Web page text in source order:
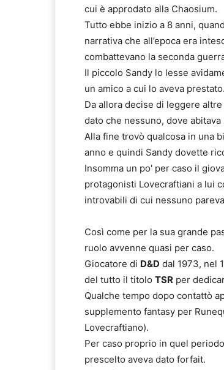
cui è approdato alla Chaosium.
Tutto ebbe inizio a 8 anni,
narrativa che all’epoca era
combattevano la seconda
Il piccolo Sandy lo lesse
un amico a cui lo aveva prestato.
Da allora decise di leggere
dato che nessuno, dove
Alla fine trovò qualcosa in una
anno e quindi Sandy dovette
Insomma un po' per caso il
protagonisti Lovecraftiani a lui
introvabili di cui nessuno
Così come per la sua grande
ruolo avvenne quasi per caso.
Giocatore di D&D dal 1973, nel
del tutto il titolo TSR per
Qualche tempo dopo contattò
supplemento fantasy per
Lovecraftiano).
Per caso proprio in quel
prescelto aveva dato forfait.